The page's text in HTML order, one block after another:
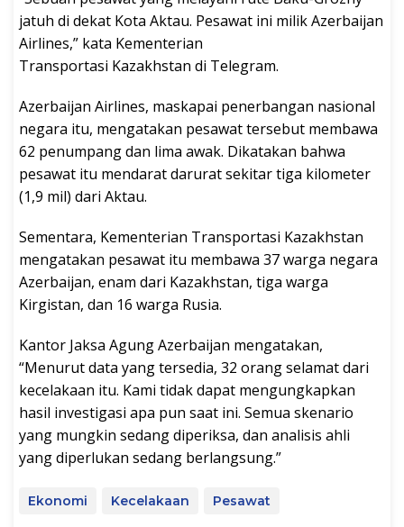
jatuh di dekat Kota Aktau. Pesawat ini milik Azerbaijan
Airlines,” kata Kementerian
Transportasi Kazakhstan di Telegram.
Azerbaijan Airlines, maskapai penerbangan nasional
negara itu, mengatakan pesawat tersebut membawa
62 penumpang dan lima awak. Dikatakan bahwa
pesawat itu mendarat darurat sekitar tiga kilometer
(1,9 mil) dari Aktau.
Sementara, Kementerian Transportasi Kazakhstan
mengatakan pesawat itu membawa 37 warga negara
Azerbaijan, enam dari Kazakhstan, tiga warga
Kirgistan, dan 16 warga Rusia.
Kantor Jaksa Agung Azerbaijan mengatakan,
“Menurut data yang tersedia, 32 orang selamat dari
kecelakaan itu. Kami tidak dapat mengungkapkan
hasil investigasi apa pun saat ini. Semua skenario
yang mungkin sedang diperiksa, dan analisis ahli
yang diperlukan sedang berlangsung.”
Ekonomi Kecelakaan Pesawat